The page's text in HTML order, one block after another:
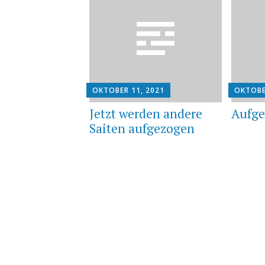
OKTOBER 11, 2021
Jetzt werden andere
Saiten aufgezogen